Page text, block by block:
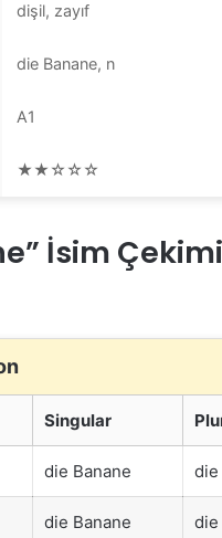
dişil, zayıf
die Banane, n
A1
★★☆☆☆
İsim Çekimi
Singular
die Banane die
die Banane die